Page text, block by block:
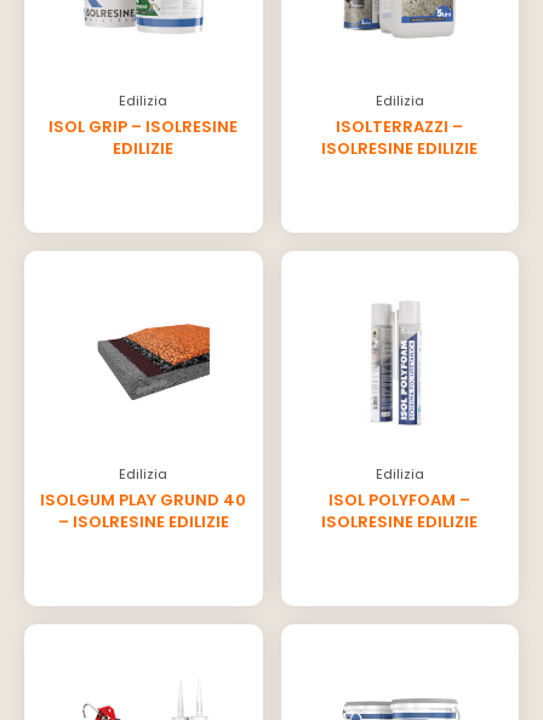
Edilizia
ISOL GRIP – ISOLRESINE
EDILIZIE
Edilizia
ISOLTERRAZZI –
ISOLRESINE EDILIZIE
Edilizia
ISOLGUM PLAY GRUND 40
– ISOLRESINE EDILIZIE
Edilizia
ISOL POLYFOAM –
ISOLRESINE EDILIZIE